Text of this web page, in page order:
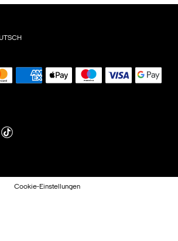
Cookie-Einstellungen